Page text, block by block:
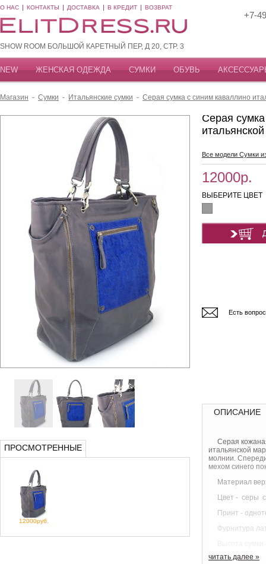
О НАС КОНТАКТЫ ДОСТАВКА В КРЕДИТ ВОЗВРАТ
SHOW ROOM БОЛЬШОЙ КАРЕТНЫЙ ПЕР, Д 20, СТР. 3
+7-
NEW ЖЕНСКАЯ ОДЕЖДА СУМКИ ОБУВЬ
Магазин - Сумки - Итальянские сумки - Серая сумка с синим каваллино
ПРОСМОТРЕННЫЕ
12000руб.
Серая
Все модели Сумки
12000р.
ВЫБЕРИТЕ ЦВЕТ
Есть
ОПИСАНИЕ
Серая
итальянской
молнии.
мехом синего
Материал
Цвет - серы
Принт -
Фурнитура
Ширина сумки
читать далее »